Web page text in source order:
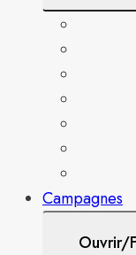
Campagnes
Ouvrir/